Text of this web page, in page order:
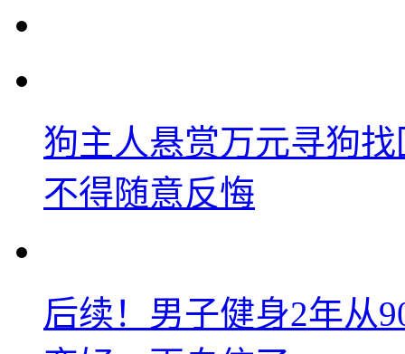
狗主人悬赏万元寻狗
不得随意反悔
后续！男子健身2年从